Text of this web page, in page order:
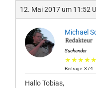
12. Mai 2017 um 11:52
Michael
Suchender
★★★★★
Beiträge: 374
Hallo Tobias,